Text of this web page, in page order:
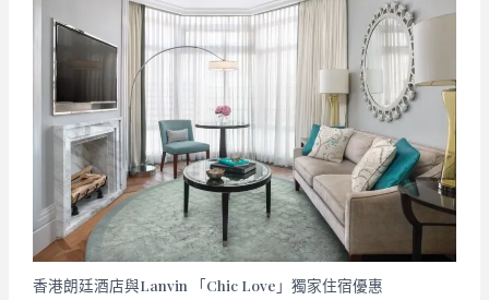
香港朗廷酒店與Lanvin 「Chic Love」獨家住宿優惠